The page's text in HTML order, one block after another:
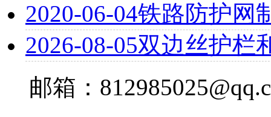
2020-06-04铁路防护网
2026-08-05双边丝护栏
邮箱：